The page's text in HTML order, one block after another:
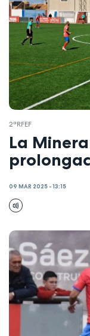
2ªRFEF
La
09 MAR 2025 - 13:15